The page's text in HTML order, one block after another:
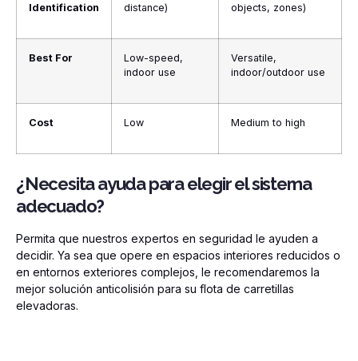
Identification
distance)
objects, zones)
Best For
Low-speed,
indoor use
Versatile,
indoor/outdoor use
Cost Low Medium to high
¿Necesita ayuda para elegir el sistema
adecuado?
Permita que nuestros expertos en seguridad le ayuden a
decidir. Ya sea que opere en espacios interiores reducidos o
en entornos exteriores complejos, le recomendaremos la
mejor solución anticolisión para su flota de carretillas
elevadoras.